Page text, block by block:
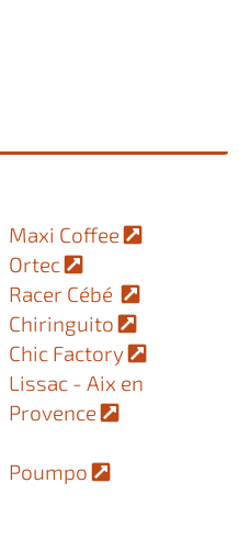
Maxi Coffee
Ortec
Racer Cébé
Chiringuito
Chic Factory
Lissac - Aix en
Provence
Poumpo